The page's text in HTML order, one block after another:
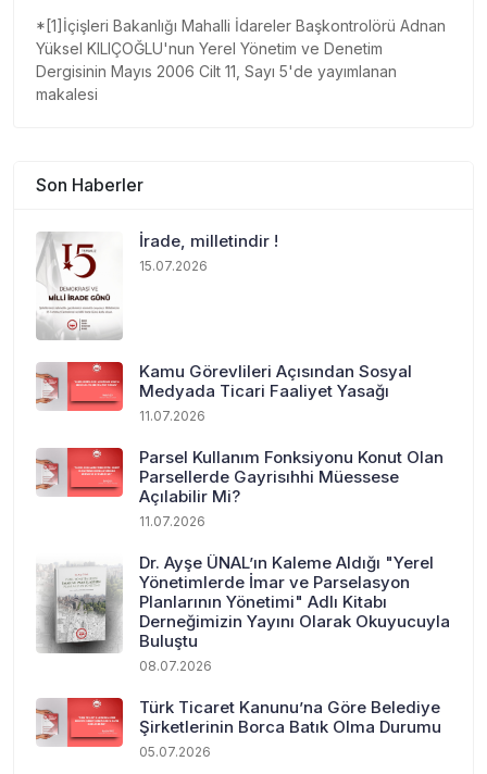
*[1]İçişleri Bakanlığı Mahalli İdareler Başkontrolörü Adnan
Yüksel KILIÇOĞLU'nun Yerel Yönetim ve Denetim
Dergisinin Mayıs 2006 Cilt 11, Sayı 5'de yayımlanan
makalesi
Son Haberler
İrade, milletindir !
15.07.2026
Kamu Görevlileri Açısından Sosyal
Medyada Ticari Faaliyet Yasağı
11.07.2026
Parsel Kullanım Fonksiyonu Konut Olan
Parsellerde Gayrisıhhi Müessese
Açılabilir Mi?
11.07.2026
Dr. Ayşe ÜNAL’ın Kaleme Aldığı "Yerel
Yönetimlerde İmar ve Parselasyon
Planlarının Yönetimi" Adlı Kitabı
Derneğimizin Yayını Olarak Okuyucuyla
Buluştu
08.07.2026
Türk Ticaret Kanunu’na Göre Belediye
Şirketlerinin Borca Batık Olma Durumu
05.07.2026